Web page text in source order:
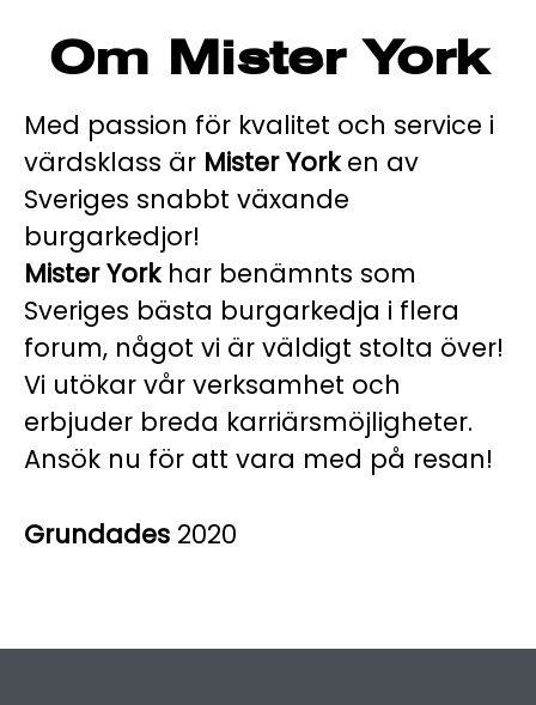
Om Mister York
Med passion för kvalitet och service i
värdsklass är Mister Yorken av
Sveriges snabbt växande
burgarkedjor!
Mister Yorkhar benämnts som
Sveriges bästa burgarkedja i flera
forum, något vi är väldigt stolta över!
Vi utökar vår verksamhet och
erbjuder breda karriärsmöjligheter.
Ansök nu för att vara med på resan!
Grundades 2020